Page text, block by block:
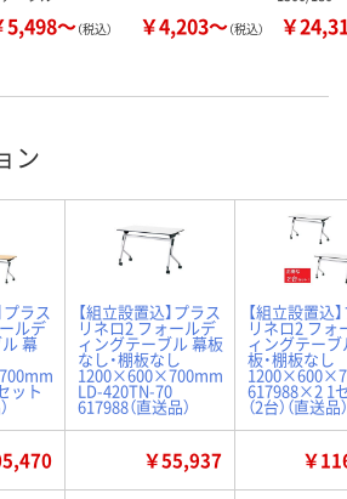
5,498～（税込） ￥4,203～（税込） ￥
ン
プラス
ルデ
幕
ット
【組立設置込】プラス
リネロ2 フォールデ
ィングテーブル 幕板
なし・棚板なし
1200×600×700mm
LD-420TN-70
617988（直送品）
【組立設置込
リネロ2 フォ
ィングテーブ
板・棚板なし
617988×2 1
（2台）（直送品）
￥55,937 ￥